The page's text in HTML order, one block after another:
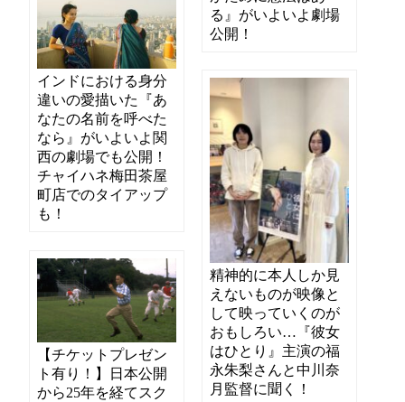
る』がいよいよ劇場
公開！
インドにおける身分
違いの愛描いた『あ
なたの名前を呼べた
なら』がいよいよ関
西の劇場でも公開！
チャイハネ梅田茶屋
町店でのタイアップ
も！
精神的に本人しか見
えないものが映像と
して映っていくのが
おもしろい…『彼女
はひとり』主演の福
永朱梨さんと中川奈
月監督に聞く！
【チケットプレゼン
ト有り！】日本公開
から25年を経てスク